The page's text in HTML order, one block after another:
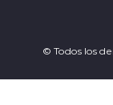
© Todos los